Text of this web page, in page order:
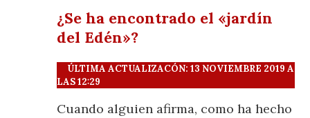
¿Se ha encontrado el «jardín
del Edén»?
ÚLTIMA ACTUALIZACÓN: 13 NOVIEMBRE 2019 A
LAS 12:29
Cuando alguien afirma, como ha hecho